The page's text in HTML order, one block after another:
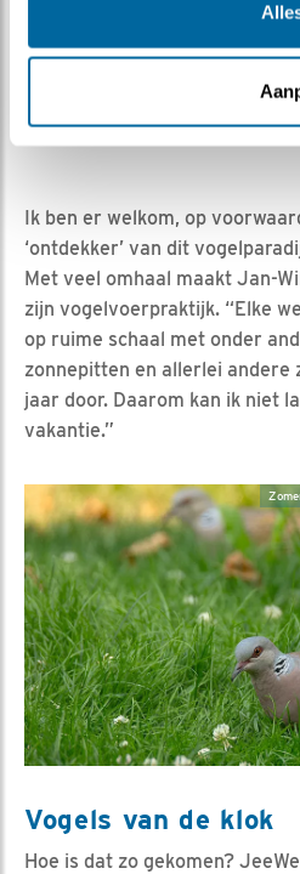
Ik ben er welkom, op
‘ontdekker’ van dit
Met veel omhaal maakt Jan-
zijn vogelvoerpraktijk. “Elke
op ruime schaal met onder
zonnepitten en allerlei andere
jaar door. Daarom kan ik niet
vakantie.”
Vogels van de klok
Hoe is dat zo gekomen?